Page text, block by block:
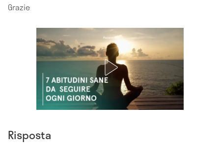
Grazie
Risposta